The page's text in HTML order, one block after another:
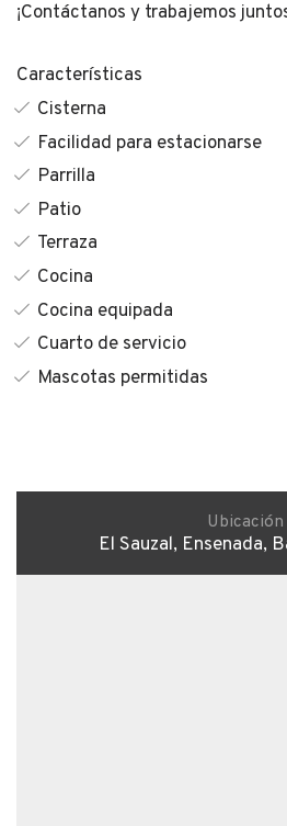
¡Contáctanos y trabajemos
Características
Cisterna
Facilidad para estacionarse
Parrilla
Patio
Terraza
Cocina
Cocina equipada
Cuarto de servicio
Mascotas permitidas
Ubicación
El Sauzal, Ensenada,